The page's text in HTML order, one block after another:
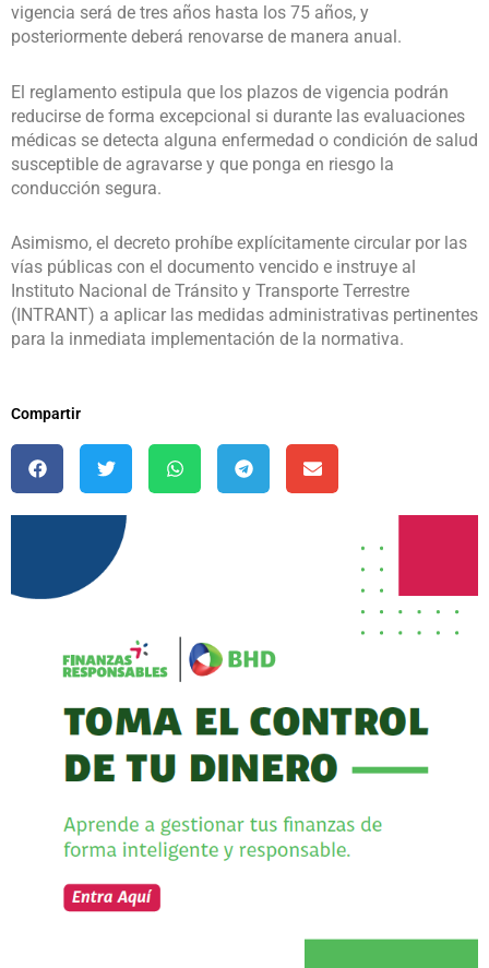
vigencia será de tres años hasta los 75 años, y
posteriormente deberá renovarse de manera anual.
El reglamento estipula que los plazos de vigencia podrán
reducirse de forma excepcional si durante las evaluaciones
médicas se detecta alguna enfermedad o condición de salud
susceptible de agravarse y que ponga en riesgo la
conducción segura.
Asimismo, el decreto prohíbe explícitamente circular por las
vías públicas con el documento vencido e instruye al
Instituto Nacional de Tránsito y Transporte Terrestre
(INTRANT) a aplicar las medidas administrativas pertinentes
para la inmediata implementación de la normativa.
Compartir